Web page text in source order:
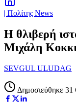
| Πολίτης News
Η θλιβερή
Μιχάλη
SEVGUL ULUDAG
Δημοσιεύθηκε